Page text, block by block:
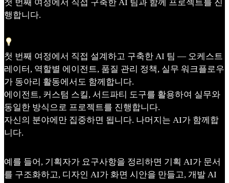
첫 번째 여정에서 직접 구축한 AI 팀과 함께 프로젝트를 진
행합니다.
첫 번째 여정에서 직접 설계하고 구축한 AI 팀 — 오케스트
레이터, 역할별 에이전트, 품질 관리 정책, 실무 워크플로우
가 동아리 활동에서도 함께합니다.
에이전트, 커스텀 스킬, 서드파티 도구를 활용하여 실무와
동일한 방식으로 프로젝트를 진행합니다.
자신의 분야에만 집중하면 됩니다. 나머지는 AI가 함께합
니다.
예를 들어, 기획자가 요구사항을 정리하면 기획 AI가 문서
를 구조화하고, 디자인 AI가 화면 시안을 만들고, 개발 AI